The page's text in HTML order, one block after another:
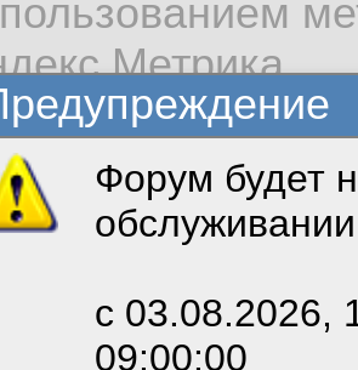
Форум будет
с 03.08.2026,
09:00:00
на
для
можете